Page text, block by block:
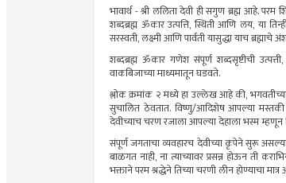
भावार्थ - श्री ललिता देवी ही सगुण ब्रह्म आहे. परम
शब्दब्रह्म ॐकारउत्पत्ति, स्थिती आणि लय, या
सरस्वती, लक्ष्मी आणि पार्वती यासुद्धा याच
शब्दब्रह्म ॐकार गणेश संपूर्णशब्दसृष्टीची उत्पत्ती
वाकबिजाच्यामाध्यमातून घडवते.
श्लोक क्रमांक २ मध्ये हा उल्लेख आहे की,
सुचालित ठेवतात. विष्णु/आदिशेषआपल्या
देवीच्याच चरण रजाला आपल्या देहाला भस्म
संपूर्णजगताचाव्यवहारच देवीच्या कृपेने सुरू
बाळगत नाही, ना त्याच्यावर प्रसन्न होऊन ती
भक्ताने परम श्रद्धेने तिच्या चरणी लीन होण्याचा